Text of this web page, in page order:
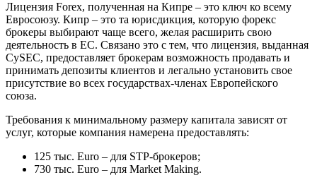
Лицензия Forex, полученная на Кипре – это ключ ко всему
Евросоюзу. Кипр – это та юрисдикция, которую форекс
брокеры выбирают чаще всего, желая расширить свою
деятельность в ЕС. Связано это с тем, что лицензия, выданная
CySEC, предоставляет брокерам возможность продавать и
принимать депозиты клиентов и легально установить свое
присутствие во всех государствах-членах Европейского
союза.
Требования к минимальному размеру капитала зависят от
услуг, которые компания намерена предоставлять:
125 тыс. Euro – для STP-брокеров;
730 тыс. Euro – для Market Making.